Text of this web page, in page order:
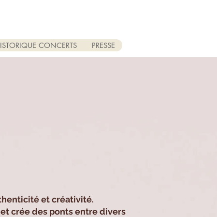
CONCERTS PRESSE
et créativité.
crée des ponts entre divers